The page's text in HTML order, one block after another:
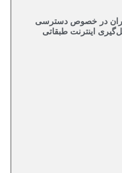
ایران در خصوص دسترسی
اینترنت طبقاتی